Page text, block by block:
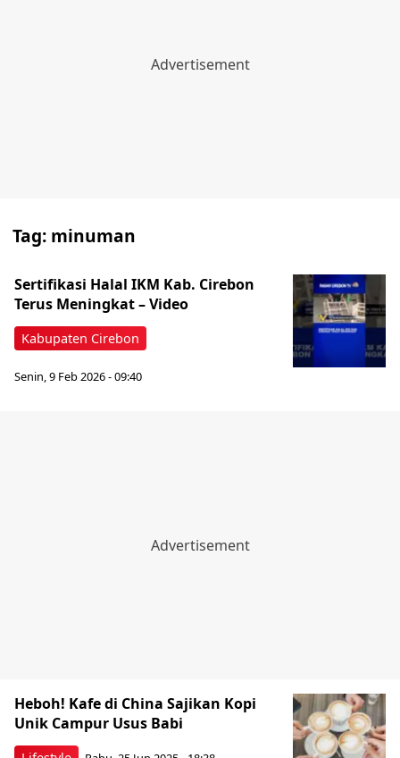
Tag: minuman
Kabupaten Cirebon
Sertifikasi Halal IKM Kab. Cirebon
Terus Meningkat – Video
Senin, 9 Feb 2026 - 09:40
Heboh! Kafe di China Sajikan Kopi
Unik Campur Usus Babi